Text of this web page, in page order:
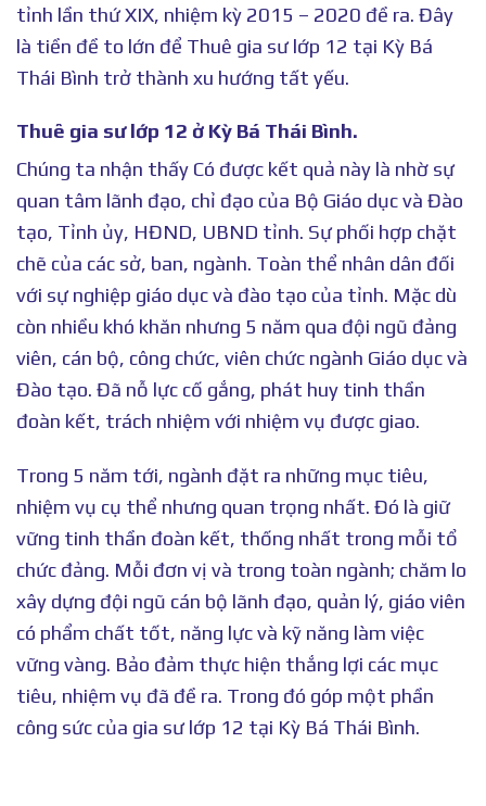
tỉnh lần thứ XIX, nhiệm kỳ 2015 – 2020 đề ra. Đây
là tiền đề to lớn để Thuê gia sư lớp 12 tại Kỳ Bá
Thái Bình trở thành xu hướng tất yếu.
Thuê gia sư lớp 12 ở Kỳ Bá Thái Bình.
Chúng ta nhận thấy Có được kết quả này là nhờ sự
quan tâm lãnh đạo, chỉ đạo của Bộ Giáo dục và Đào
tạo, Tỉnh ủy, HĐND, UBND tỉnh. Sự phối hợp chặt
chẽ của các sở, ban, ngành. Toàn thể nhân dân đối
với sự nghiệp giáo dục và đào tạo của tỉnh. Mặc dù
còn nhiều khó khăn nhưng 5 năm qua đội ngũ đảng
viên, cán bộ, công chức, viên chức ngành Giáo dục và
Đào tạo. Đã nỗ lực cố gắng, phát huy tinh thần
đoàn kết, trách nhiệm với nhiệm vụ được giao.
Trong 5 năm tới, ngành đặt ra những mục tiêu,
nhiệm vụ cụ thể nhưng quan trọng nhất. Đó là giữ
vững tinh thần đoàn kết, thống nhất trong mỗi tổ
chức đảng. Mỗi đơn vị và trong toàn ngành; chăm lo
xây dựng đội ngũ cán bộ lãnh đạo, quản lý, giáo viên
có phẩm chất tốt, năng lực và kỹ năng làm việc
vững vàng. Bảo đảm thực hiện thắng lợi các mục
tiêu, nhiệm vụ đã đề ra. Trong đó góp một phần
công sức của gia sư lớp 12 tại Kỳ Bá Thái Bình.